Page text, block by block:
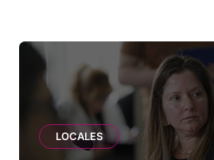
LOCALES